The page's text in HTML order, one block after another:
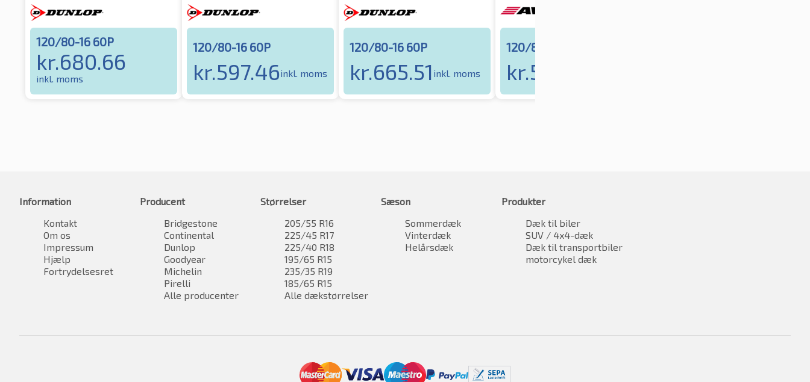
120/80-16 60P
kr.680.66
inkl. moms
120/80-16 60P
kr.597.46inkl. moms
120/80-16 60P
kr.665.51 inkl. moms
120/80-16 60P
kr.518.64
Information
Kontakt
Om os
Impressum
Hjælp
Fortrydelsesret
Producent
Bridgestone
Continental
Dunlop
Goodyear
Michelin
Pirelli
Alle producenter
Størrelser
205/55 R16
225/45 R17
225/40 R18
195/65 R15
235/35 R19
185/65 R15
Alle dækstørrelser
Sæson
Sommerdæk
Vinterdæk
Helårsdæk
Produkter
Dæk til biler
SUV / 4x4-dæk
Dæk til transportbiler
motorcykel dæk